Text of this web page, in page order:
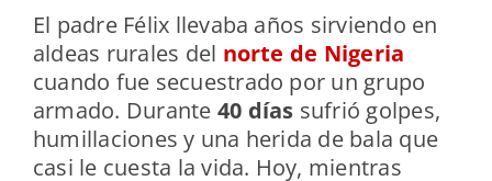
El padre Félix llevaba años sirviendo en
aldeas rurales del norte de Nigeria
cuando fue secuestrado por un grupo
armado. Durante 40 días sufrió golpes,
humillaciones y una herida de bala que
casi le cuesta la vida. Hoy, mientras